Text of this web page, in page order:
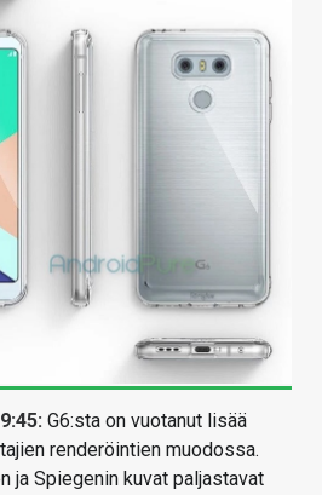
G6:sta on vuotanut lisää
renderöintien muodossa.
ja Spiegenin kuvat paljastavat